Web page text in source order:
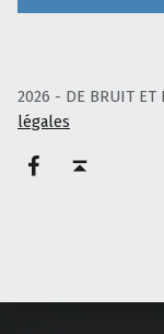
2026 - DE BRUIT
légales
Facebook – Philippe Pelaez